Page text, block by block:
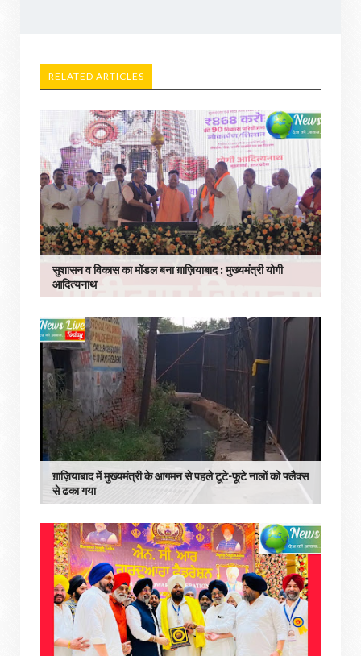
RELATED ARTICLES
सुशासन व विकास का मॉडल बना ग़ाज़ियाबाद : ​मुख्यमंत्री योगी
आदित्यनाथ
ग़ाज़ियाबाद में मुख्यमंत्री के आगमन से पहले टूटे-फूटे नालों को फ्लैक्स
से ढका गया